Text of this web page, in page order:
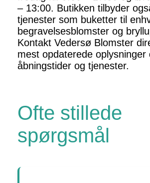
– 13:00. Butikken tilbyder
tjenester som buketter til
begravelsesblomster og
Kontakt Vedersø Blomster
mest opdaterede oplysninger
åbningstider og tjenester.
Ofte stillede
spørgsmål